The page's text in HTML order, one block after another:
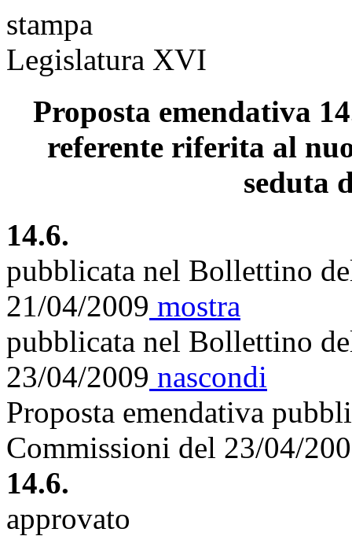
stampa
Legislatura XVI
Proposta emendativa
referente riferita al
seduta
14.6.
pubblicata nel Bollettino
21/04/2009 mostra
pubblicata nel Bollettino
23/04/2009 nascondi
Proposta emendativa
Commissioni del 23/04/
14.6.
approvato